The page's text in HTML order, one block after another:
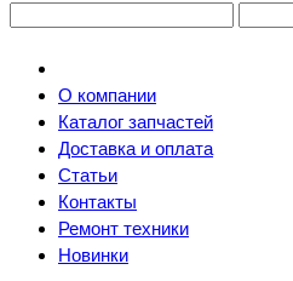
О компании
Каталог запчастей
Доставка и оплата
Статьи
Контакты
Ремонт техники
Новинки